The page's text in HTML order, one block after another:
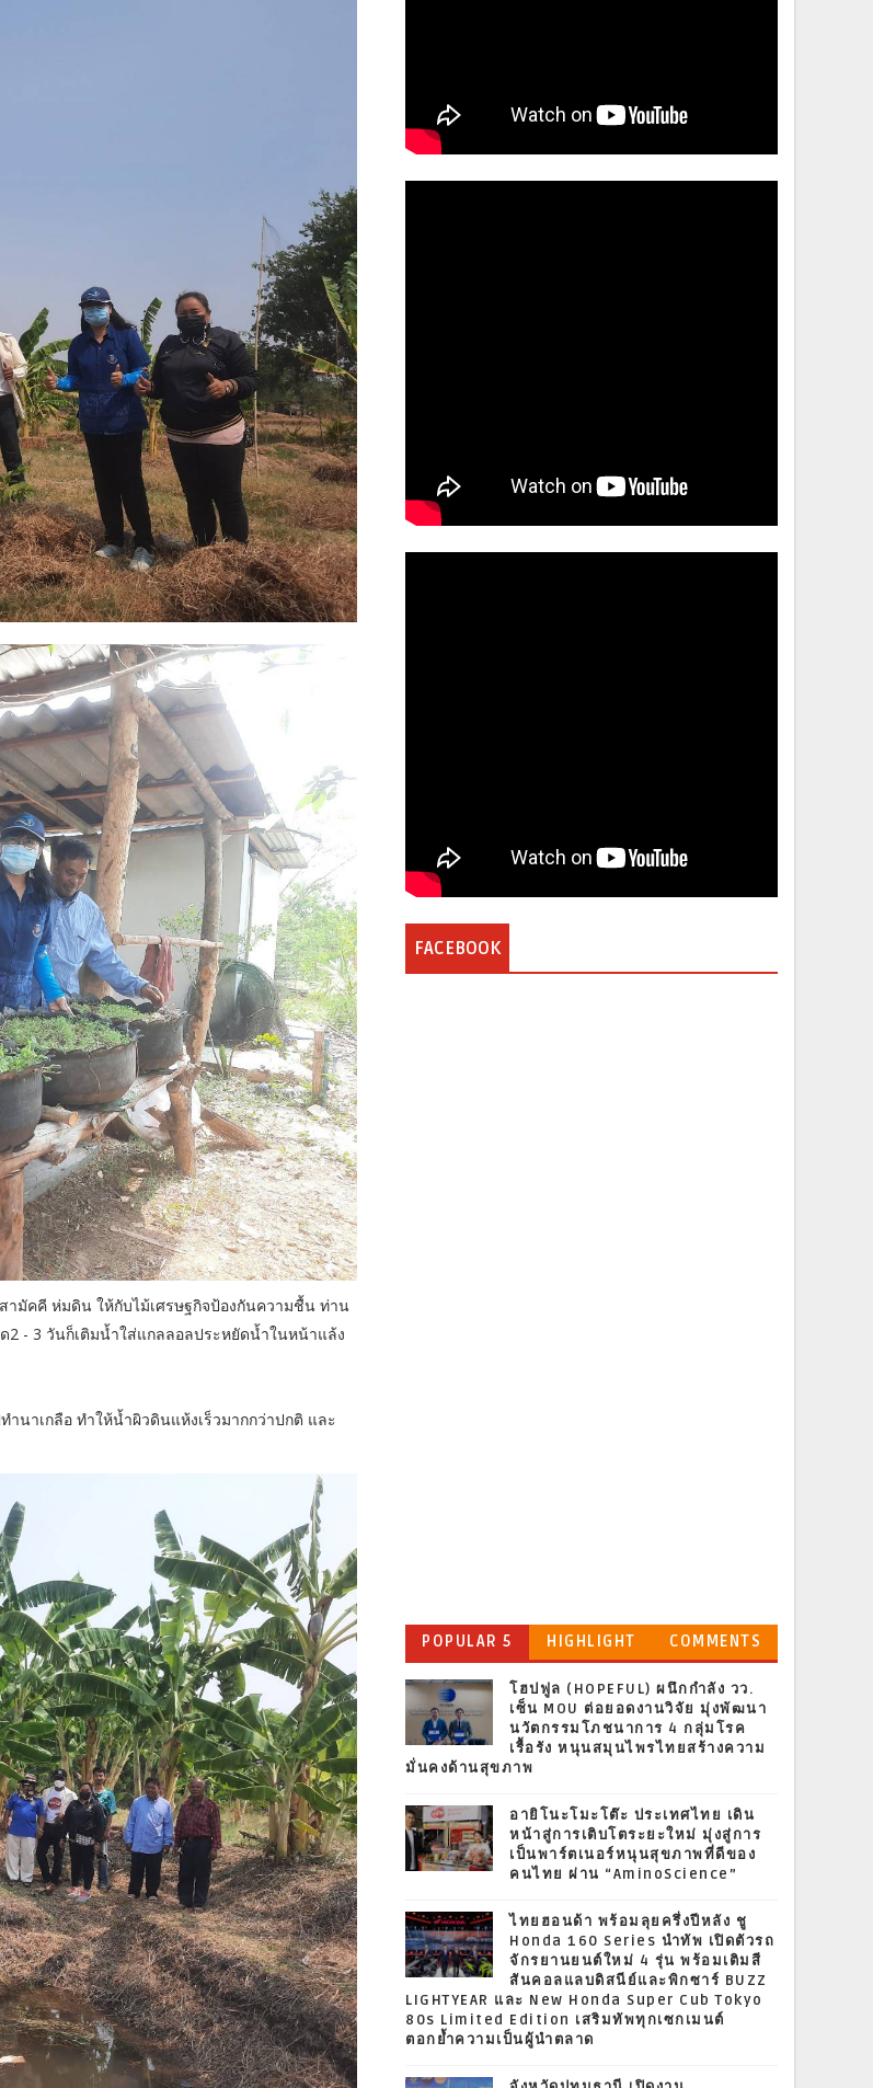
ามัคคี ห่มดิน ให้กับไม้เศรษฐกิจป้องกันความชื้น ท่าน
- 3 วันก็เติมน้ำใส่แกลลอลประหยัดน้ำในหน้าแล้ง
นาเกลือ ทำให้น้ำผิวดินแห้งเร็วมากกว่าปกติ และ
FACEBOOK
POPULAR 5 HIGHLIGHT COMMENTS
โฮปฟูล (HOPEFUL) ผนึกกำลัง วว.
เซ็น MOU ต่อยอดงานวิจัย มุ่งพัฒนา
นวัตกรรมโภชนาการ 4 กลุ่มโรค
เรื้อรัง หนุนสมุนไพรไทยสร้างความ
มั่นคงด้านสุขภาพ
อายิโนะโมะโต๊ะ ประเทศไทย เดิน
หน้าสู่การเติบโตระยะใหม่ มุ่งสู่การ
เป็นพาร์ตเนอร์หนุนสุขภาพที่ดีของ
คนไทย ผ่าน “AminoScience”
ไทยฮอนด้า พร้อมลุยครึ่งปีหลัง ชู
Honda 160 Series นำทัพ เปิดตัวรถ
จักรยานยนต์ใหม่ 4 รุ่น พร้อมเติมสี
สันคอลแลบดิสนีย์และพิกซาร์ BUZZ
LIGHTYEAR และ New Honda Super Cub Tokyo
80s Limited Edition เสริมทัพทุกเซกเมนต์
ตอกย้ำความเป็นผู้นำตลาด